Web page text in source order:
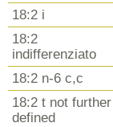
18:2 i
18:2
indifferenziato
18:2 n-6 c,c
18:2 t not further
defined